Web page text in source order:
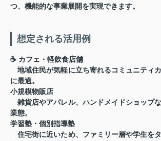
つ、機能的な事業展開を実現できます。
想定される活用例
☕ カフェ・軽飲食店舗
地域住民が気軽に立ち寄れるコミュニティ
に最適。
小規模物販店
雑貨店やアパレル、ハンドメイドショップ
業態。
学習塾・個別指導塾
住宅街に近いため、ファミリー層や学生を